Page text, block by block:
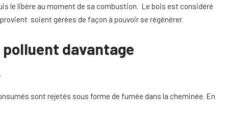
le libère au moment de sa combustion. Le bois est considéré
soient gérées de façon à pouvoir se régénérer.
davantage
sont rejetés sous forme de fumée dans la cheminée. En